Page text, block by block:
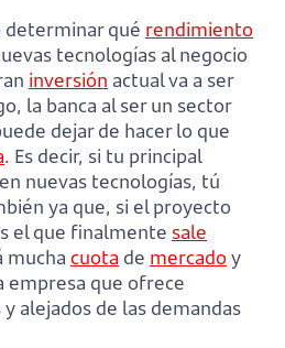
determinar qué rendimiento
tecnologías al negocio
inversión actual va a ser
la banca al ser un sector
dejar de hacer lo que
. Es decir, si tu principal
nuevas tecnologías, tú
ya que, si el proyecto
el que finalmente sale
mucha cuota de mercadoy
empresa que ofrece
alejados de las demandas